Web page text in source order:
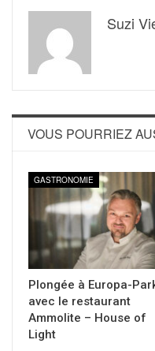
Suzi
VOUS POURRIEZ
GASTRONOMIE
Plongée à Europa-
avec le restaurant
Ammolite – House of
Light